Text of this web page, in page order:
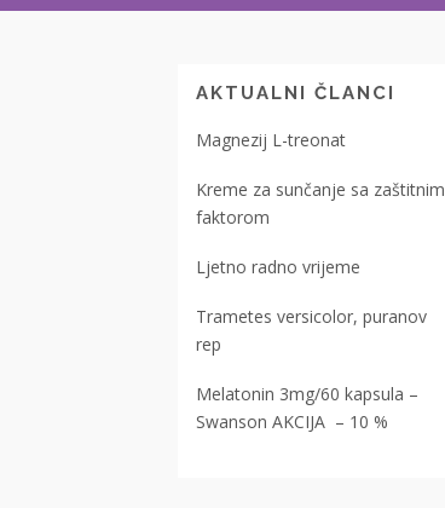
AKTUALNI ČLANCI
Magnezij L-treonat
Kreme za sunčanje sa zaštitnim
faktorom
Ljetno radno vrijeme
Trametes versicolor, puranov
rep
Melatonin 3mg/60 kapsula –
Swanson AKCIJA – 10 %